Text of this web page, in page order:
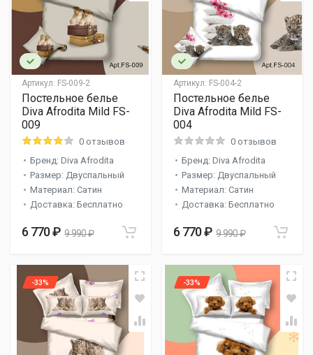
Артикул: FS-009-2
Постельное белье
Diva Afrodita Mild FS-
009
0 отзывов
Бренд: Diva Afrodita
Размер: Двуспальный
Материал: Сатин
Доставка: Бесплатно
6 770 ₽ 9 990 ₽
Артикул: FS-004-2
Постельное белье
Diva Afrodita Mild FS-
004
0 отзывов
Бренд: Diva Afrodita
Размер: Двуспальный
Материал: Сатин
Доставка: Бесплатно
6 770 ₽ 9 990 ₽
-33% -33%